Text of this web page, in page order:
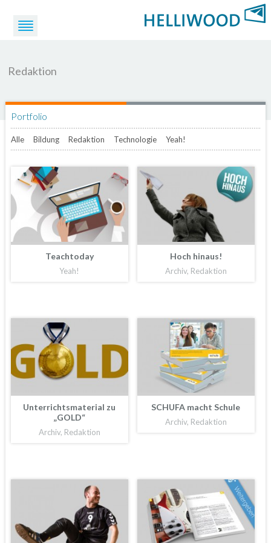
Redaktion
Portfolio
Alle Bildung Redaktion Technologie Yeah!
Teachtoday
Yeah!
Hoch hinaus!
Archiv, Redaktion
Unterrichtsmaterial zu
„GOLD“
Archiv, Redaktion
SCHUFA macht Schule
Archiv, Redaktion